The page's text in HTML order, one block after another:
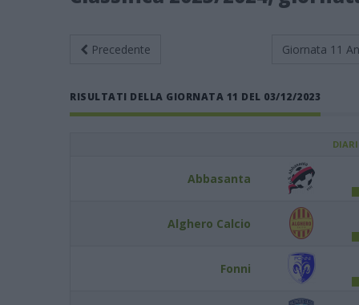
Precedente Giornata 11
RISULTATI DELLA GIORNATA 11 DEL 03/12/2023
Abbasanta
Alghero Calcio
Fonni